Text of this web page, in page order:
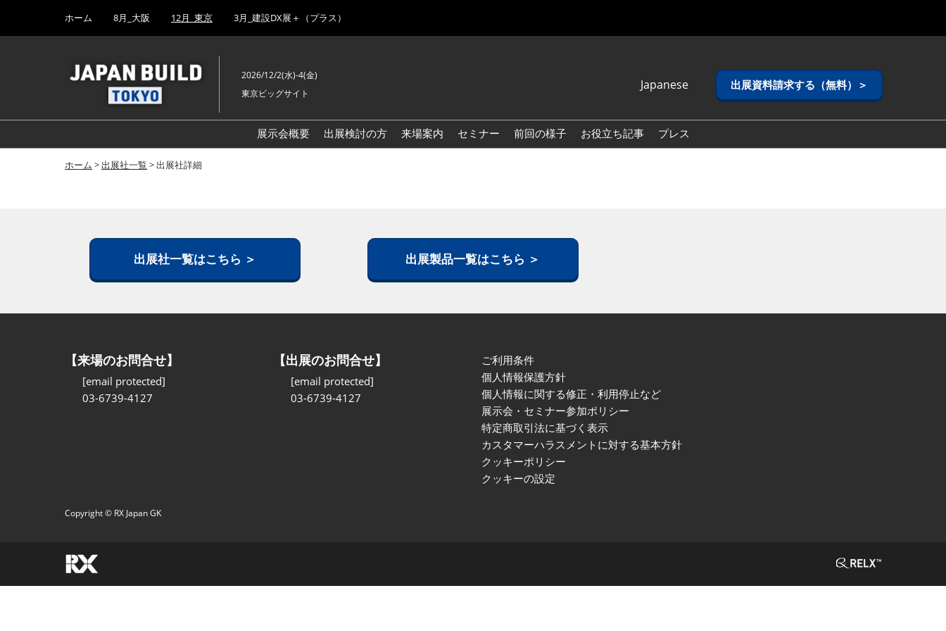
キ
し
to
ホーム 8月_大阪 12月_東京 3月_建設DX展＋（プラス）
2026/12/2(水)-4(金)
東京ビッグサイト
Japanese
English
Korean (Naver
出展資料請求する（無料）＞
展示会概要 出展検討の方 来場案内 セミナー 前回の様子 お役立ち記事 プレス
ホーム >出展社一覧 > 出展社詳細
出展社一覧はこちら ＞ 出展製品一覧はこちら ＞
【来場のお問合せ】
[email protected]
03-6739-4127
【出展のお問合せ】
[email protected]
03-6739-4127
ご利用条件
個人情報保護方針
個人情報に関する修正・利用停止など
展示会・セミナー参加ポリシー
特定商取引法に基づく表示
カスタマーハラスメントに対する基本方針
クッキーポリシー
クッキーの設定
Copyright © RX Japan GK